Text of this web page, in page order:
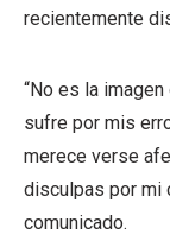
recientemente
“No es la
sufre por mis
merece verse
disculpas por mi
comunicado.